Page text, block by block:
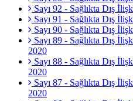
Sayı 92 - Sağlıkta Dış
Sayı 91 - Sağlıkta Dış
Sayı 90 - Sağlıkta Dış
Sayı 89 - Sağlıkta Dış
2020
Sayı 88 - Sağlıkta Dış
2020
Sayı 87 - Sağlıkta Dış
2020